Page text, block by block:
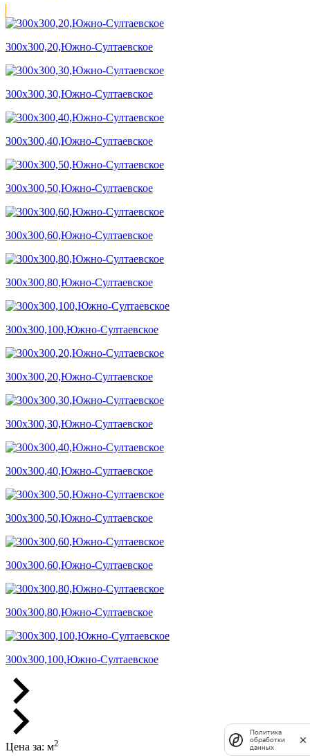
300х300,20,Южно-Султаевское
300х300,30,Южно-Султаевское
300х300,40,Южно-Султаевское
300х300,50,Южно-Султаевское
300х300,60,Южно-Султаевское
300х300,80,Южно-Султаевское
300х300,100,Южно-Султаевское
300х300,20,Южно-Султаевское
300х300,30,Южно-Султаевское
300х300,40,Южно-Султаевское
300х300,50,Южно-Султаевское
300х300,60,Южно-Султаевское
300х300,80,Южно-Султаевское
300х300,100,Южно-Султаевское
Цена за: м2
Политика
обработки
данных